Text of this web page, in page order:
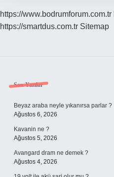
https://www.bodrumforum.com.tr
https://smartdus.com.tr Sitemap
Sidebar
Son Yazılar
Beyaz araba neyle yıkanırsa parlar ?
Ağustos 6, 2026
Kavanin ne ?
Ağustos 5, 2026
Avangard dram ne demek ?
Ağustos 4, 2026